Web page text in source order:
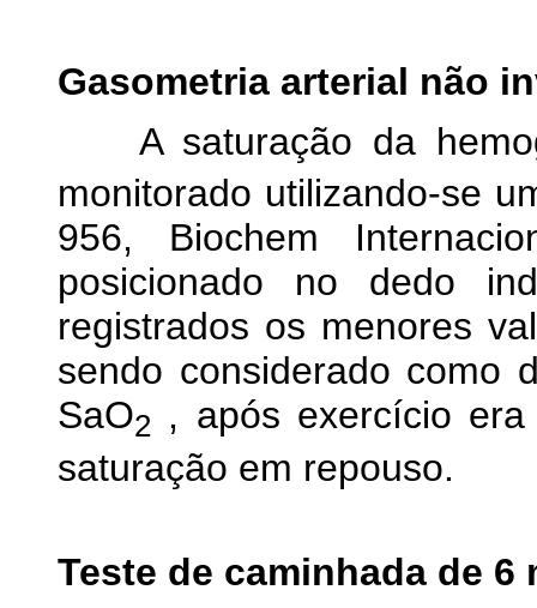
Gasometria arterial não
A saturação da
monitorado utilizando-se
956, Biochem
posicionado no dedo
registrados os menores
sendo considerado como
SaO2 , após exercício
saturação em repouso.
Teste de caminhada de 6